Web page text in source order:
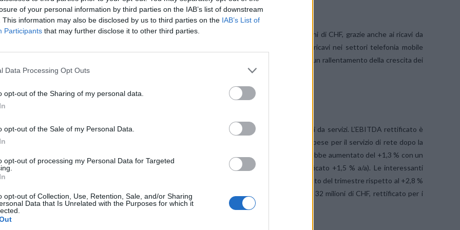
of your personal information by third parties on the IAB’s list of downstream
This information may also be disclosed by us to third parties on the IAB’s List of
Participants that may further disclose it to other third parties.
Data Processing Opt Outs
opt-out of the Sharing of my personal data.
opt-out of the Sale of my Personal Data.
opt-out of processing my Personal Data for Targeted
opt-out of Collection, Use, Retention, Sale, and/or Sharing
Data that Is Unrelated with the Purposes for which it
Crescita dei ricavi da servizi trainata dai settori postpaid, Internet/TV e B2B
I ricavi totali sono aumentati del +1,9 % (incluso IFRS 15 +1,9 %) a/a raggiungendo 469 milioni di CHF, grazie anche ai ricavi da
hardware e servizi. Questi ultimi sono cresciuti del +1,4 % a/a a seguito della crescita dei ricavi nei settori telefonia mobile
postpaid, Internet/TV e B2B. Le offerte promozionali estive per il roaming hanno determinato un rallentamento della crescita dei
ricavi dei servizi, rispetto al +2,9 % a/a, come indicato nei risultati del 2T in agosto.
L’utile lordo è aumentato del +1,4 % a/a raggiungendo 311 milioni di CHF, grazie anche ai ricavi da servizi. L’EBITDA rettificato è
diminuito del -0,6 % (incluso IFRS 15 0,0 %) a 157 milioni di CHF, trainato dall’aumento delle spese per il servizio di rete dopo la
dismissione delle antenne nell’agosto 2017. Escludendo tale impatto, l’EBITDA rettificato sarebbe aumentato del +1,3 % con un
miglioramento dell’utile lordo parzialmente reinvestito nella dinamica di crescita (Opex rettificato +1,5 % a/a). Le interessanti
offerte promozionali estive per il roaming hanno ridotto il tasso di crescita dell’EBITDA rettificato del trimestre rispetto al +2,8 %
a/a del 2T (rett. antenne). L’utile netto ha registrato un miglioramento da 22 milioni di CHF a 32 milioni di CHF, rettificato per i
guadagni derivanti dalla dismissione delle antenne.